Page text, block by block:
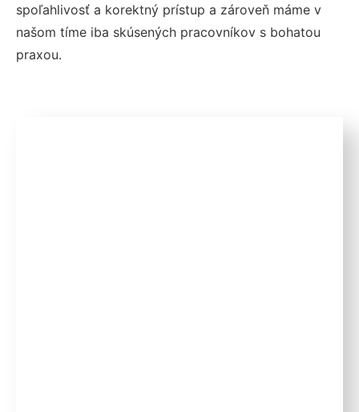
spoľahlivosť a korektný prístup a zároveň máme v
našom tíme iba skúsených pracovníkov s bohatou
praxou.